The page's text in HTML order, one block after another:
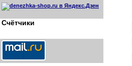
Счётчики